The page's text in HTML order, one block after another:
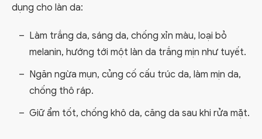
dụng cho làn da:
Làm trắng da, sáng da, chống xỉn màu, loại bỏ
melanin, hướng tới một làn da trắng mịn như tuyết.
Ngăn ngừa mụn, củng cố cấu trúc da, làm mịn da,
chống thô ráp.
Giữ ẩm tốt, chống khô da, căng da sau khi rửa mặt.